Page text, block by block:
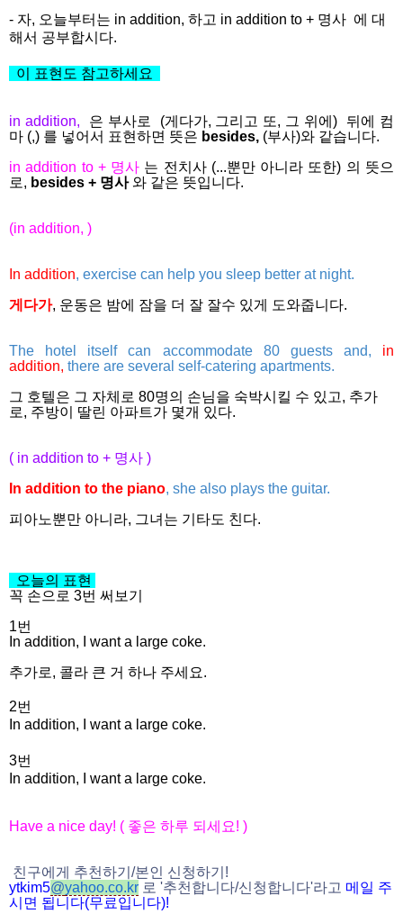
- 자, 오늘부터는 in addition, 하고 in addition to + 명사 에 대
해서 공부합시다.
이 표현도 참고하세요
in addition,
은 부사로 (게다가, 그리고 또, 그 위에) 뒤에 컴
마 (,) 를 넣어서 표현하면 뜻은 besides, (부사)와 같습니다.
in addition to + 명사 는 전치사 (...뿐만 아니라 또한) 의 뜻으
로, besides + 명사와 같은 뜻입니다.
(in addition, )
In addition, exercise can help you sleep better at night.
게다가, 운동은 밤에 잠을 더 잘 잘수 있게 도와줍니다.
The hotel itself can accommodate 80 guests and, in
addition, there are several self-catering apartments.
그 호텔은 그 자체로 80명의 손님을 숙박시킬 수 있고, 추가
로, 주방이 딸린 아파트가 몇개 있다.
( in addition to + 명사 )
In addition to the piano, she also plays the guitar.
피아노뿐만 아니라, 그녀는 기타도 친다.
오늘의 표현
꼭 손으로 3번 써보기
1번
In addition, I want a large coke.
추가로, 콜라 큰 거 하나 주세요.
2번
In addition, I want a large coke.
3번
In addition, I want a large coke.
Have a nice day! ( 좋은 하루 되세요! )
친구에게 추천하기 /본인 신청하기 !
ytkim5@yahoo.co.kr 로 '추천합니다/신청합니다'라고 메일 주
시면 됩니다(무료입니다)!